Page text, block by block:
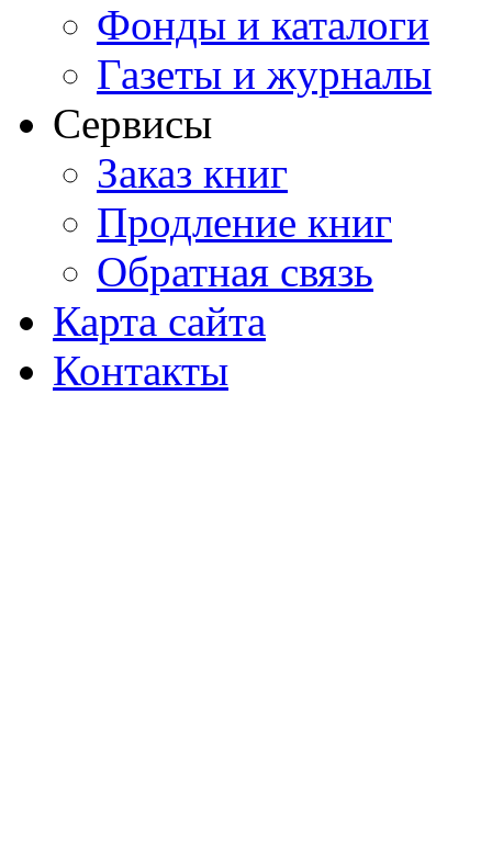
Фонды и каталоги
Газеты и журналы
Сервисы
Заказ книг
Продление книг
Обратная связь
Карта сайта
Контакты